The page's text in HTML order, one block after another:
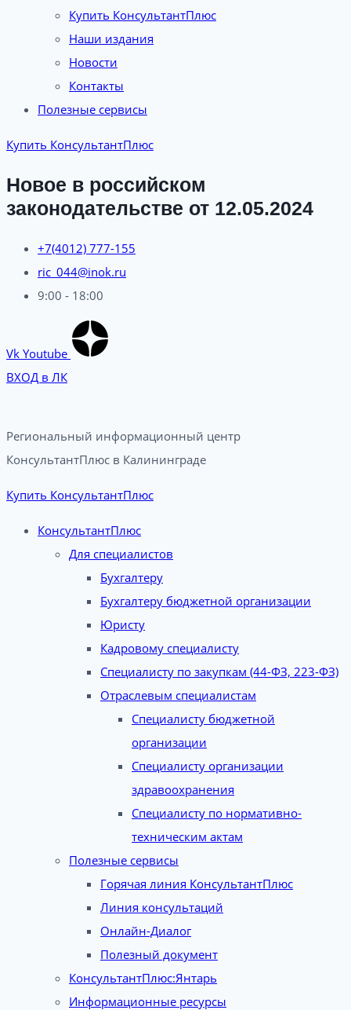
Купить КонсультантПлюс
Наши издания
Новости
Контакты
Полезные сервисы
Купить КонсультантПлюс
Новое в российском
законодательстве от 12.05.2024
+7(4012) 777-155
ric_044@inok.ru
9:00 - 18:00
Vk Youtube
ВХОД в ЛК
Региональный информационный центр
КонсультантПлюс в Калининграде​
Купить КонсультантПлюс
КонсультантПлюс
Для специалистов
Бухгалтеру
Бухгалтеру бюджетной организации
Юристу
Кадровому специалисту
Специалисту по закупкам (44-ФЗ, 223-ФЗ)
Отраслевым специалистам
Специалисту бюджетной
организации
Специалисту организации
здравоохранения
Специалисту по нормативно-
техническим актам
Полезные сервисы
Горячая линия КонсультантПлюс
Линия консультаций
Онлайн-Диалог
Полезный документ
КонсультантПлюс:Янтарь
Информационные ресурсы